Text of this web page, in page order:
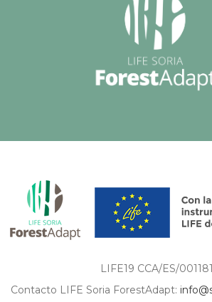
LIFE19 CCA/ES/001181
Contacto LIFE Soria ForestAdapt: